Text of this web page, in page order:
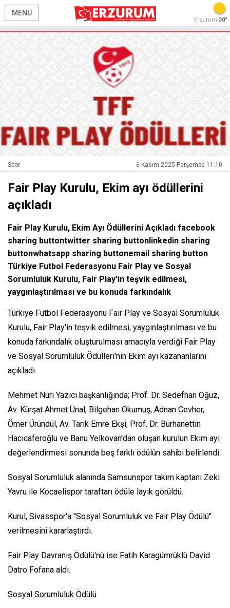
MENÜ
Erzurum 30°
Spor 6 Kasım 2025 Perşembe 11:10
Fair Play Kurulu, Ekim ayı ödüllerini
açıkladı
Fair Play Kurulu, Ekim Ayı Ödüllerini Açıkladı facebook
sharing buttontwitter sharing buttonlinkedin sharing
buttonwhatsapp sharing buttonemail sharing button
Türkiye Futbol Federasyonu Fair Play ve Sosyal
Sorumluluk Kurulu, Fair Play'in teşvik edilmesi,
yaygınlaştırılması ve bu konuda farkındalık
Türkiye Futbol Federasyonu Fair Play ve Sosyal Sorumluluk
Kurulu, Fair Play'in teşvik edilmesi, yaygınlaştırılması ve bu
konuda farkındalık oluşturulması amacıyla verdiği Fair Play
ve Sosyal Sorumluluk Ödülleri'nin Ekim ayı kazananlarını
açıkladı.
Mehmet Nuri Yazıcı başkanlığında; Prof. Dr. Sedefhan Oğuz,
Av. Kürşat Ahmet Ünal, Bilgehan Okumuş, Adnan Cevher,
Ömer Üründül, Av. Tarık Emre Ekşi, Prof. Dr. Burhanettin
Hacıcaferoğlu ve Banu Yelkovan'dan oluşan kurulun Ekim ayı
değerlendirmesi sonunda beş farklı ödülün sahibi belirlendi.
Sosyal Sorumluluk alanında Samsunspor takım kaptanı Zeki
Yavru ile Kocaelispor taraftarı ödüle layık görüldü.
Kurul, Sivasspor'a "Sosyal Sorumluluk ve Fair Play Ödülü"
verilmesini kararlaştırdı.
Fair Play Davranış Ödülü'nü ise Fatih Karagümrüklü David
Datro Fofana aldı.
Sosyal Sorumluluk Ödülü